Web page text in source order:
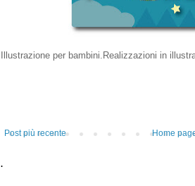
Illustrazione per bambini.Realizzazioni in
Post più recente Home
.